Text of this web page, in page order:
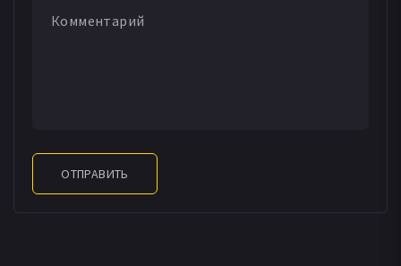
ОТПРАВИТЬ